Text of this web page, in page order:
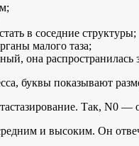
в соседние структуры;
малого таза;
она распространилась
буквы показывают
Так, N0 —
и высоким. Он